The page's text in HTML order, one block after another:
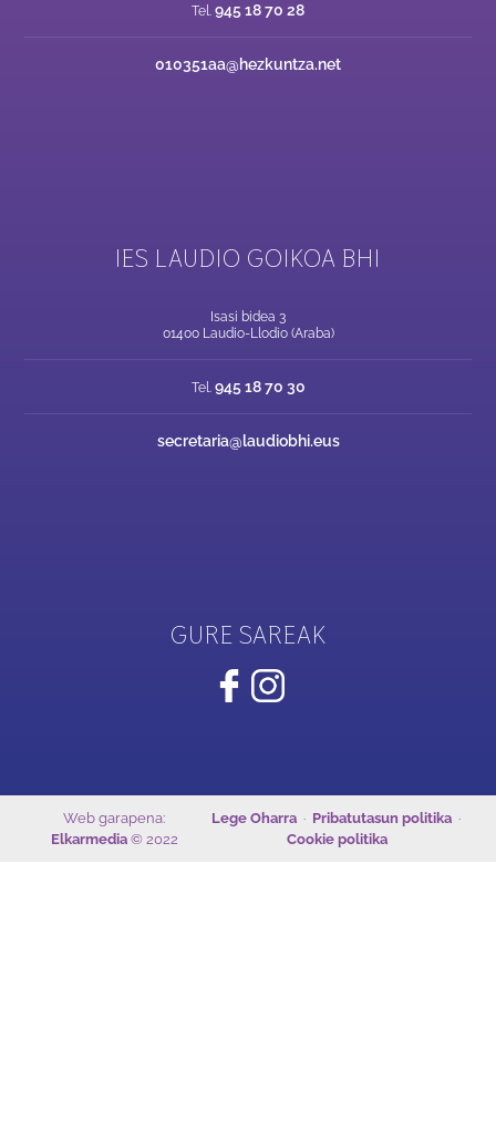
Tel. 945 18 70 28
010351aa@hezkuntza.net
IES LAUDIO GOIKOA BHI
Isasi bidea 3
01400 Laudio-Llodio (Araba)
Tel. 945 18 70 30
secretaria@laudiobhi.eus
GURE SAREAK
Web garapena:
Elkarmedia© 2022
Lege Oharra· Pribatutasun politika·
Cookie politika